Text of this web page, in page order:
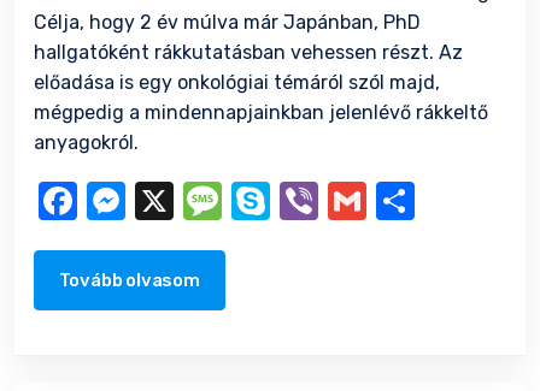
Célja, hogy 2 év múlva már Japánban, PhD
hallgatóként rákkutatásban vehessen részt. Az
előadása is egy onkológiai témáról szól majd,
mégpedig a mindennapjainkban jelenlévő rákkeltő
anyagokról.
Facebook
Messenger
X Message
Skype
ViberGmailOssza
Tovább olvasom